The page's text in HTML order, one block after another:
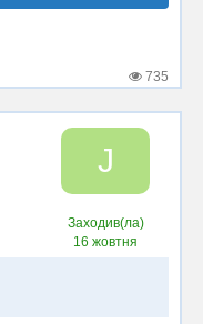
735
J
Заходив(ла)
16 жовтня